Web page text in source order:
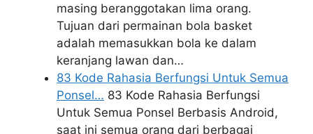
masing beranggotakan lima orang.
Tujuan dari permainan bola basket
adalah memasukkan bola ke dalam
keranjang lawan dan…
83 Kode Rahasia Berfungsi Untuk Semua
Ponsel… 83 Kode Rahasia Berfungsi
Untuk Semua Ponsel Berbasis Android,
saat ini semua orang dari berbagai